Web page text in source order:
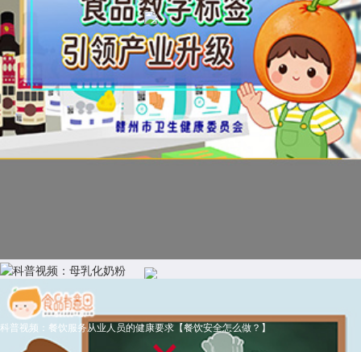
科普视频：母乳化奶粉
科普视频：餐饮服务从业人员的健康要求【餐饮安全怎么做？】